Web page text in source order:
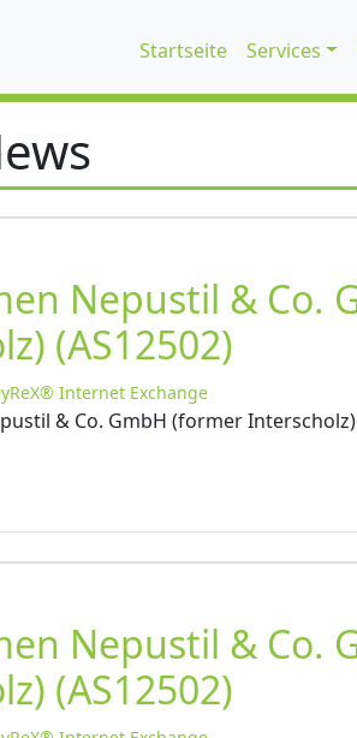
Startseite Services
Nepustil & Co.
(AS12502)
Internet Exchange
& Co. GmbH (former
Nepustil & Co.
(AS12502)